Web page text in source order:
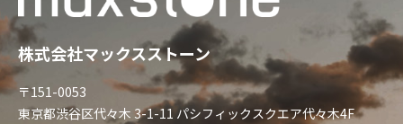
株式会社マックスストーン
〒151-0053
東京都渋谷区代々木 3-1-11 パシフィックスクエア代々木4F